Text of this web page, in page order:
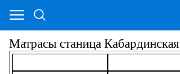
Матрасы станица Кабардинская